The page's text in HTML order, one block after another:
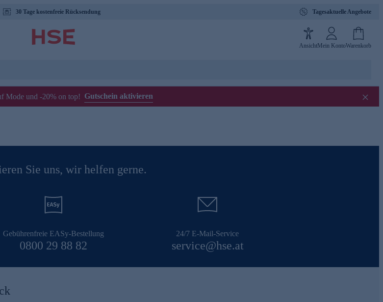
30 Tage kostenfreie Rücksendung Tagesaktuelle Angebote
AnsichtMein KontoWarenkorb
Mode und -20% on top! Gutschein aktivieren
Sie uns, wir helfen gerne.
Gebührenfreie EASy-Bestellung
0800 29 88 82
24/7 E-Mail-Service
service@hse.at